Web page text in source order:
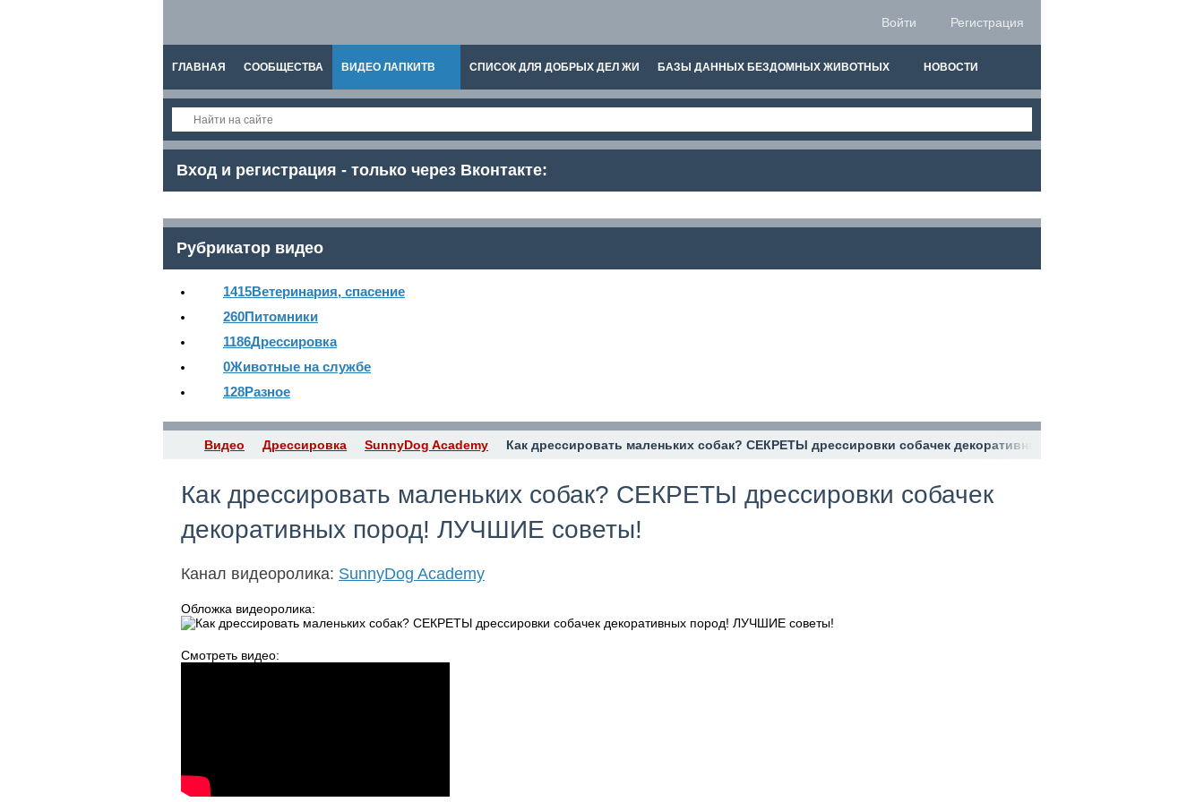
Войти Регистрация
ГЛАВНАЯ СООБЩЕСТВА ВИДЕО ЛАПКИТВ СПИСОК ДЛЯ ДОБРЫХ ДЕЛ ЖИ БАЗЫ ДАННЫХ БЕЗДОМНЫХ ЖИВОТНЫХ НОВОСТИ
СПРАВКА
Вход и регистрация - только через Вконтакте:
Рубрикатор видео
1415Ветеринария, спасение
260Питомники
1186Дрессировка
0Животные на службе
128Разное
Видео Дрессировка SunnyDog Academy Как дрессировать маленьких собак? СЕКРЕТЫ дрессировки собачек декоративных пород! ЛУЧШИЕ
Как дрессировать маленьких собак? СЕКРЕТЫ дрессировки собачек
декоративных пород! ЛУЧШИЕ советы!
Канал видеоролика: SunnyDog Academy
Обложка видеоролика:
Смотреть видео: